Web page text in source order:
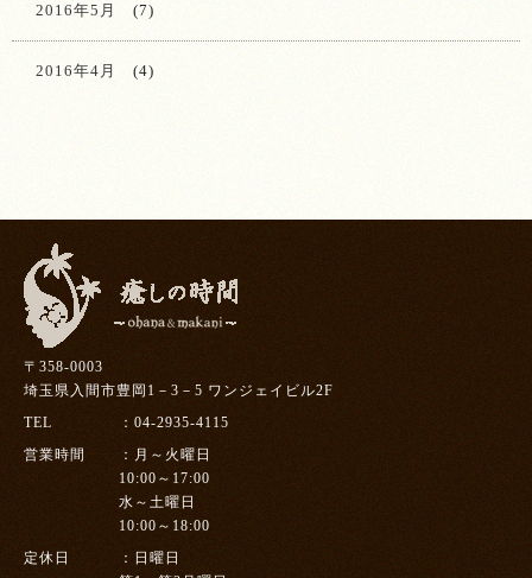
2016年5月 (7)
2016年4月 (4)
〒358-0003
埼玉県入間市豊岡1－3－5 ワンジェイビル2F
TEL
04-2935-4115
営業時間
月～火曜日
10:00～17:00
水～土曜日
10:00～18:00
定休日
日曜日